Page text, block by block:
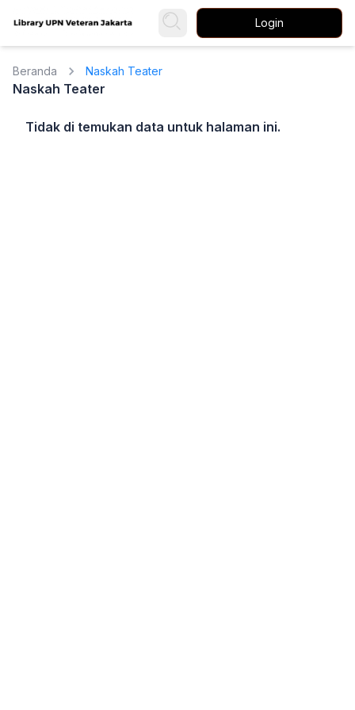
Login
Beranda Naskah Teater
Naskah Teater
Tidak di temukan data untuk halaman ini.